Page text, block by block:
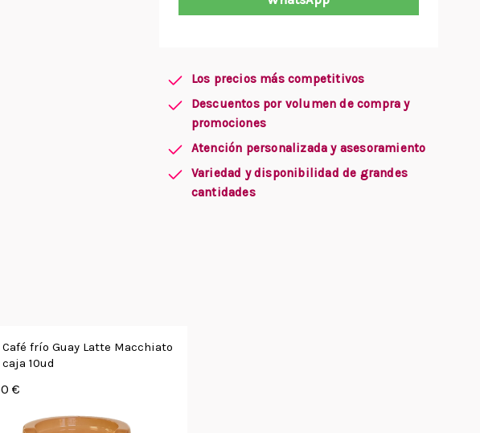
Los precios más competitivos
Descuentos por volumen de compra y
promociones
Atención personalizada y asesoramiento
Variedad y disponibilidad de grandes
cantidades
Café frío Guay Latte Macchiato
caja 10ud
€